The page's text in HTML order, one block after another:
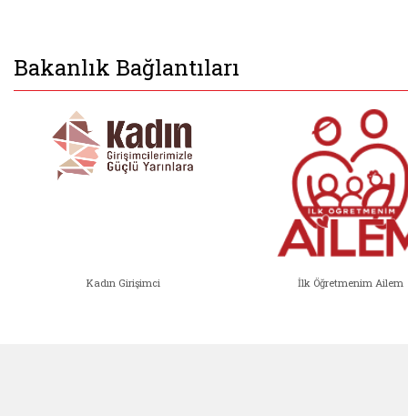
Bakanlık Bağlantıları
Kadın Girişimci İlk Öğretmenim Ailem